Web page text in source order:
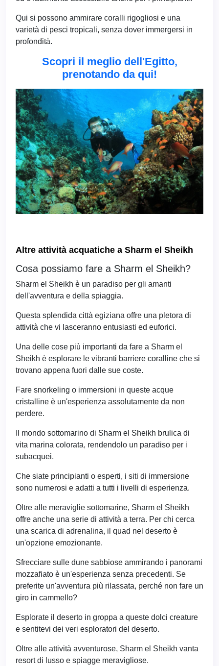
Qui si possono ammirare coralli rigogliosi e una
varietà di pesci tropicali, senza dover immergersi in
profondità.
Scopri il meglio dell'Egitto,
prenotando da qui!
Altre attività acquatiche a Sharm el Sheikh
Cosa possiamo fare a Sharm el Sheikh?
Sharm el Sheikh è un paradiso per gli amanti
dell'avventura e della spiaggia.
Questa splendida città egiziana offre una pletora di
attività che vi lasceranno entusiasti ed euforici.
Una delle cose più importanti da fare a Sharm el
Sheikh è esplorare le vibranti barriere coralline che si
trovano appena fuori dalle sue coste.
Fare snorkeling o immersioni in queste acque
cristalline è un'esperienza assolutamente da non
perdere.
Il mondo sottomarino di Sharm el Sheikh brulica di
vita marina colorata, rendendolo un paradiso per i
subacquei.
Che siate principianti o esperti, i siti di immersione
sono numerosi e adatti a tutti i livelli di esperienza.
Oltre alle meraviglie sottomarine, Sharm el Sheikh
offre anche una serie di attività a terra. Per chi cerca
una scarica di adrenalina, il quad nel deserto è
un'opzione emozionante.
Sfrecciare sulle dune sabbiose ammirando i panorami
mozzafiato è un'esperienza senza precedenti. Se
preferite un'avventura più rilassata, perché non fare un
giro in cammello?
Esplorate il deserto in groppa a queste dolci creature
e sentitevi dei veri esploratori del deserto.
Oltre alle attività avventurose, Sharm el Sheikh vanta
resort di lusso e spiagge meravigliose.